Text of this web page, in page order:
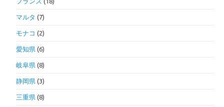
マルタ (7)
モナコ (2)
愛知県 (6)
岐阜県 (8)
静岡県 (3)
三重県 (8)